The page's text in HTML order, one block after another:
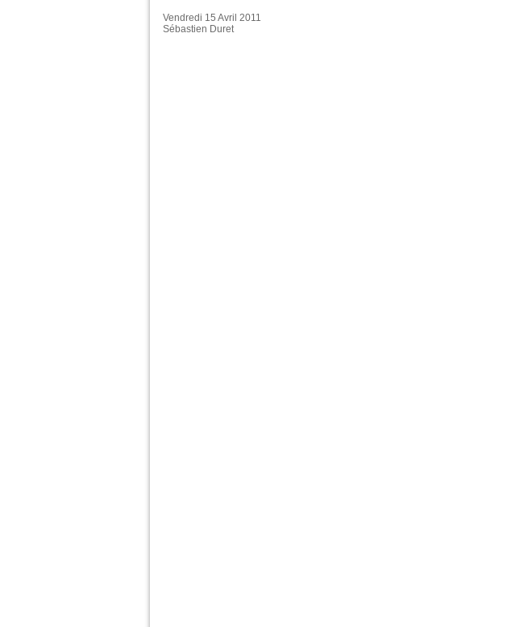
Vendredi 15 Avril 2011
Sébastien Duret